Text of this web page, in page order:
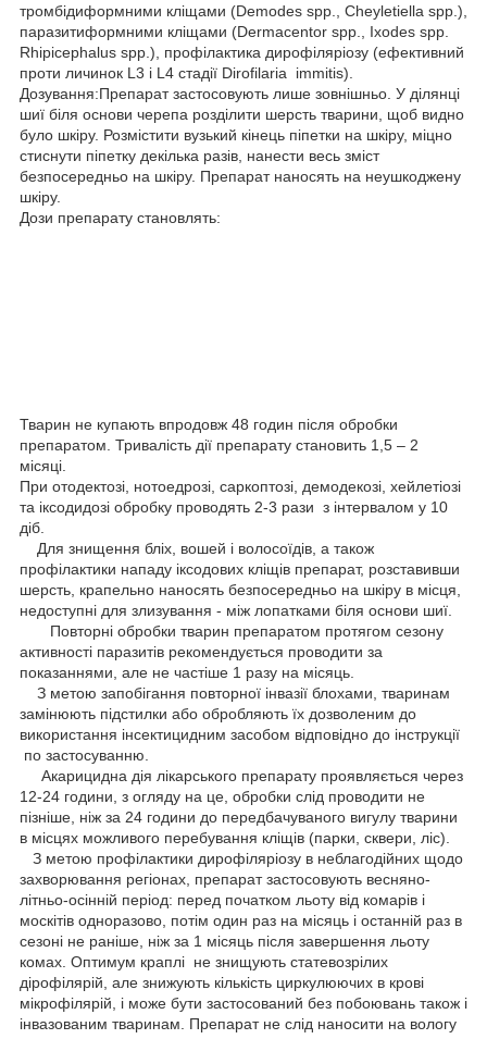
тромбідиформними кліщами (Demodes spp., Cheyletiella spp.),
паразитиформними кліщами (Dermacentor spp., Ixodes spp.
Rhipicephalus spp.), профілактика дирофіляріозу (ефективний
проти личинок L3 і L4 стадії Dirofilaria immitis).
Дозування:Препарат застосовують лише зовнішньо. У ділянці
шиї біля основи черепа розділити шерсть тварини, щоб видно
було шкіру. Розмістити вузький кінець піпетки на шкіру, міцно
стиснути піпетку декілька разів, нанести весь зміст
безпосередньо на шкіру. Препарат наносять на неушкоджену
шкіру.
Дози препарату становлять:
Тварин не купають впродовж 48 годин після обробки
препаратом. Тривалість дії препарату становить 1,5 – 2
місяці.
При отодектозі, нотоедрозі, саркоптозі, демодекозі, хейлетіозі
та іксодидозі обробку проводять 2-3 рази з інтервалом у 10
діб.
Для знищення бліх, вошей і волосоїдів, а також
профілактики нападу іксодових кліщів препарат, розставивши
шерсть, крапельно наносять безпосередньо на шкіру в місця,
недоступні для злизування - між лопатками біля основи шиї.
Повторні обробки тварин препаратом протягом сезону
активності паразитів рекомендується проводити за
показаннями, але не частіше 1 разу на місяць.
З метою запобігання повторної інвазії блохами, тваринам
замінюють підстилки або обробляють їх дозволеним до
використання інсектицидним засобом відповідно до інструкції
по застосуванню.
Акарицидна дія лікарського препарату проявляється через
12-24 години, з огляду на це, обробки слід проводити не
пізніше, ніж за 24 години до передбачуваного вигулу тварини
в місцях можливого перебування кліщів (парки, сквери, ліс).
З метою профілактики дирофіляріозу в неблагодійних щодо
захворювання регіонах, препарат застосовують весняно-
літньо-осінній період: перед початком льоту від комарів і
москітів одноразово, потім один раз на місяць і останній раз в
сезоні не раніше, ніж за 1 місяць після завершення льоту
комах. Оптимум краплі не знищують статевозрілих
дірофілярій, але знижують кількість циркулюючих в крові
мікрофілярій, і може бути застосований без побоювань також і
інвазованим тваринам. Препарат не слід наносити на вологу